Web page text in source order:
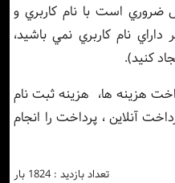
ضروري است با نام کاربري و
نام کاربري نمي باشيد،
کنيد).
هزینه ها، هزینه ثبت نام
آنلاین ، پرداخت را انجام
تعداد بازدید : 1824 بار